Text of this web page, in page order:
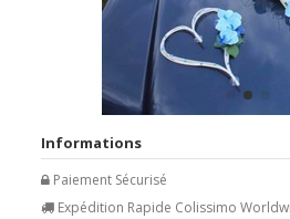
Informations
Paiement Sécurisé
Expédition Rapide Colissimo